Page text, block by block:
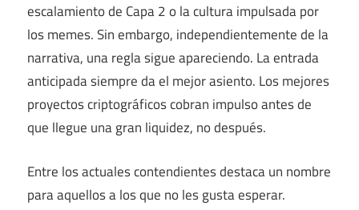
escalamiento de Capa 2 o la cultura impulsada por
los memes. Sin embargo, independientemente de la
narrativa, una regla sigue apareciendo. La entrada
anticipada siempre da el mejor asiento. Los mejores
proyectos criptográficos cobran impulso antes de
que llegue una gran liquidez, no después.
Entre los actuales contendientes destaca un nombre
para aquellos a los que no les gusta esperar.